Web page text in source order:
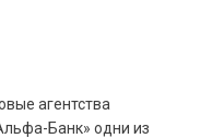
агентства
Банк» одни из